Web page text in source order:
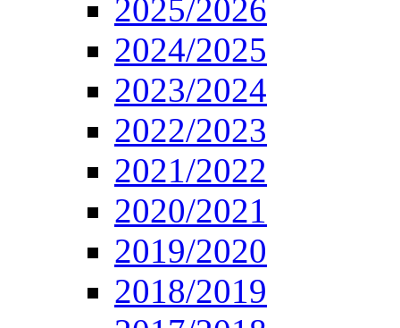
2025/2026
2024/2025
2023/2024
2022/2023
2021/2022
2020/2021
2019/2020
2018/2019